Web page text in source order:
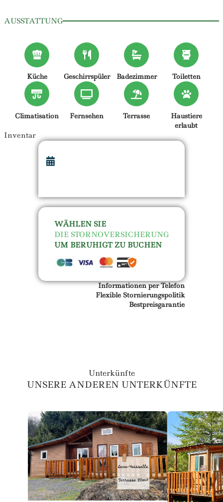
AUSSTATTUNG
Küche Geschirrspüler Badezimmer Toiletten
Climatisation Fernsehen Terrasse
Haustiere
erlaubt
Inventar
WÄHLEN SIE
DIE STORNOVERSICHERUNG
UM BERUHIGT ZU BUCHEN
Informationen per Telefon
Flexible Stornierungspolitik
Bestpreisgarantie
Unterkünfte
UNSERE ANDEREN UNTERKÜNFTE